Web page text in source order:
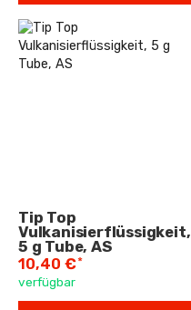
Tip Top
Vulkanisierflüssigkeit,
5 g Tube, AS
10,40 €*
verfügbar